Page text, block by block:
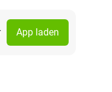
App laden